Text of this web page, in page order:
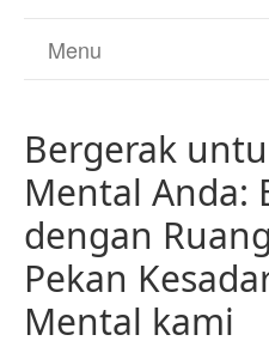
Menu
Bergerak
Mental Anda:
dengan
Pekan
Mental kami